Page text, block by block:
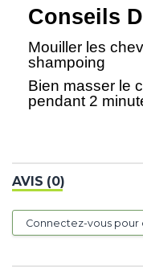
Conseils
Mouiller les
shampoing
Bien masser le
pendant 2
AVIS (0)
Connectez-vous pour